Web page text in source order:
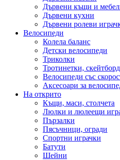
Дървени къщи и
Дървени кухни
Дървени ролеви
Велосипеди
Колела баланс
Детски велосипеди
Триколки
Тротинетки,
Велосипеди със
Аксесоари за
На открито
Къщи, маси, столчета
Люлки и люлеещи
Пързалки
Пясъчници, огради
Спортни играчки
Батути
Шейни